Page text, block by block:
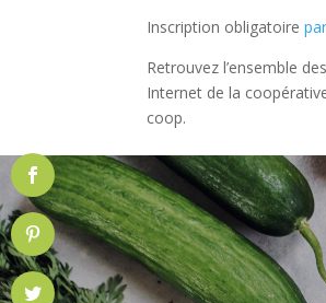
Inscription obligatoire
Retrouvez l’ensemble
Internet de la
coop.